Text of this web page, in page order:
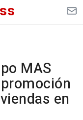
MAS
en